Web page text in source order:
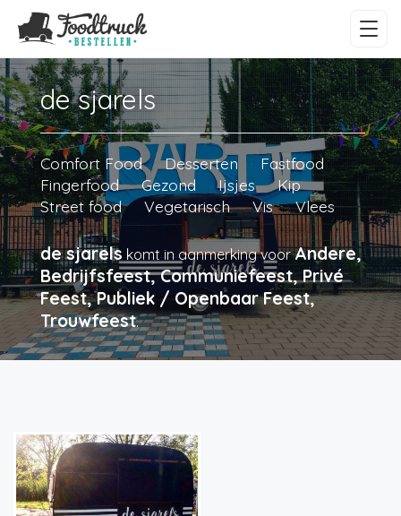
de sjarels
Comfort Food Desserten
Fastfood
Fingerfood
Gezond Ijsjes
Kip
Street food
Vegetarisch Vis Vlees
de sjarels komt in aanmerking voorAndere,
Bedrijfsfeest, Communiefeest, Privé
Feest, Publiek / Openbaar Feest,
Trouwfeest.